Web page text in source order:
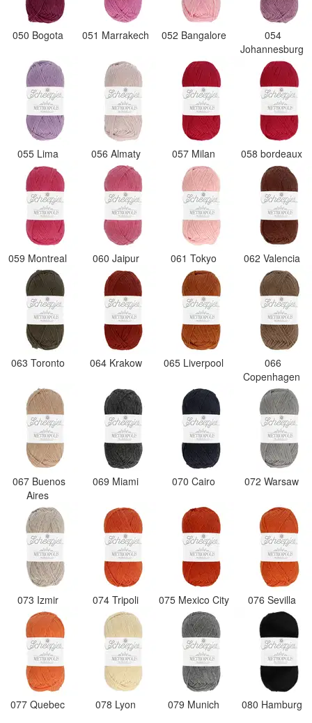
050 Bogota 051 Marrakech 052 Bangalore
054
Johannesburg
055 Lima 056 Almaty 057 Milan 058 bordeaux
059 Montreal 060 Jaipur 061 Tokyo 062 Valencia
063 Toronto 064 Krakow 065 Liverpool
066
Copenhagen
067 Buenos
Aires
069 Miami 070 Cairo 072 Warsaw
073 Izmir 074 Tripoli 075 Mexico City 076 Sevilla
077 Quebec 078 Lyon 079 Munich 080 Hamburg